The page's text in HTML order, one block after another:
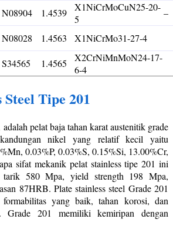
N08904 1.4539
X1NiCrMoCuN25-20-
5
–
N08028 1.4563 X1NiCrMo31-27-4
S34565 1.4565
X2CrNiMnMoN24-17-
6-4
Tipe 201
adalah pelat baja tahan karat austenitik grade
nikel yang relatif kecil yaitu
0.03%P, 0.03%S, 0.15%Si, 13.00%Cr,
sifat mekanik pelat stainless tipe 201 ini
tarik 580 Mpa, yield strength 198 Mpa,
87HRB. Plate stainless steel Grade 201
yang baik, tahan korosi, dan
Grade 201 memiliki kemiripan dengan